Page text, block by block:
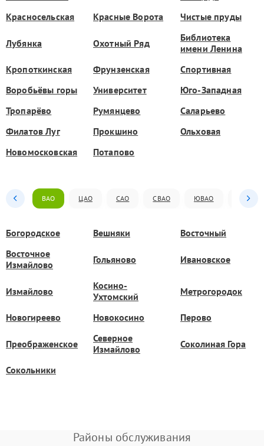
Красносельская
Красные Ворота Чистые пруды
Лубянка Охотный Ряд
Библиотека
имени Ленина
Кропоткинская
Фрунзенская
Спортивная
Воробьёвы горы
Университет
Юго-Западная
Тропарёво
Румянцево
Саларьево
Филатов Луг
Прокшино
Ольховая
Новомосковская
Потапово
ВАО ЦАО САО СВАО ЮВАО ЮАО
Богородское Вешняки
Восточный
Восточное
Измайлово
Гольяново Ивановское
Измайлово
Косино-
Ухтомский
Метрогородок
Новогиреево Новокосино Перово
Преображенское
Северное
Измайлово
Соколиная Гора
Сокольники
Районы обслуживания